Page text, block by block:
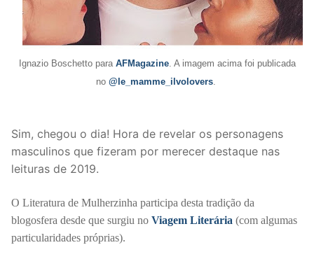
Ignazio Boschetto para AFMagazine. A imagem acima foi publicada
no @le_mamme_ilvolovers.
Sim, chegou o dia! Hora de revelar os personagens
masculinos que fizeram por merecer destaque nas
leituras de 2019.
O Literatura de Mulherzinha participa desta tradição da
blogosfera desde que surgiu no Viagem Literária (com algumas
particularidades próprias).